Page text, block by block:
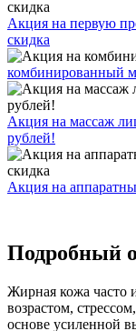
Акция на первую
скидка
комбинированный
Акция на массаж
рублей!
Акция на
Подробный
Жирная кожа часто
возрастом,
основе усиленной